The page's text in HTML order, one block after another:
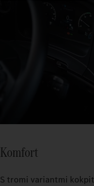
Komfort
S tromi variantmi